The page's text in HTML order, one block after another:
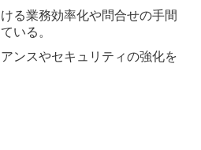
る業務効率化や問合せの手間
いる。
ンスやセキュリティの強化を